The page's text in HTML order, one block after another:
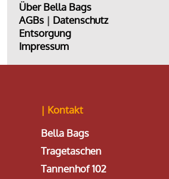
Über Bella Bags
AGBs | Datenschutz
Entsorgung
Impressum
| Kontakt
Bella Bags
Tragetaschen
Tannenhof 102